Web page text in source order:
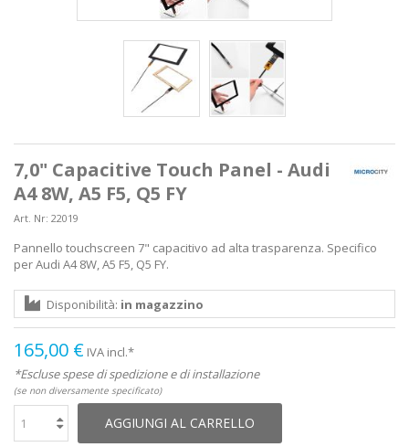
7,0" Capacitive Touch Panel - Audi
A4 8W, A5 F5, Q5 FY
Art. Nr: 22019
Pannello touchscreen 7" capacitivo ad alta trasparenza. Specifico
per Audi A4 8W, A5 F5, Q5 FY.
Disponibilità: in magazzino
165,00 € IVA incl.*
*Escluse spese di spedizione e di installazione
(se non diversamente specificato)
AGGIUNGI AL CARRELLO